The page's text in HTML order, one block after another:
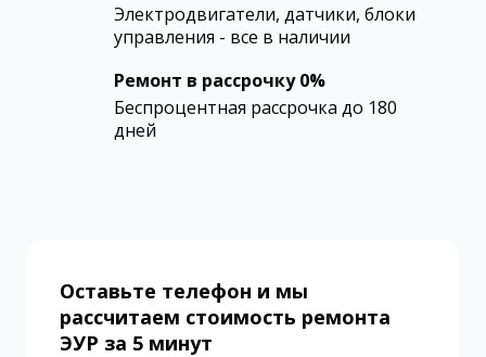
Электродвигатели, датчики, блоки
управления - все в наличии
Ремонт в рассрочку 0%
Беспроцентная рассрочка до 180
дней
Оставьте телефон и мы
рассчитаем стоимость ремонта
ЭУР за 5 минут